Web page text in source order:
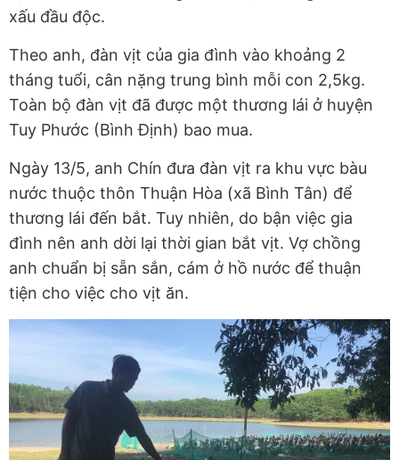
xấu đầu độc.
Theo anh, đàn vịt của gia đình vào khoảng 2
tháng tuổi, cân nặng trung bình mỗi con 2,5kg.
Toàn bộ đàn vịt đã được một thương lái ở huyện
Tuy Phước (Bình Định) bao mua.
Ngày 13/5, anh Chín đưa đàn vịt ra khu vực bàu
nước thuộc thôn Thuận Hòa (xã Bình Tân) để
thương lái đến bắt. Tuy nhiên, do bận việc gia
đình nên anh dời lại thời gian bắt vịt. Vợ chồng
anh chuẩn bị sẵn sắn, cám ở hồ nước để thuận
tiện cho việc cho vịt ăn.